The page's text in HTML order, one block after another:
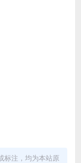
标注，均为本站原